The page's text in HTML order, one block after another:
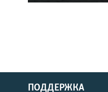
ПОДДЕРЖКА